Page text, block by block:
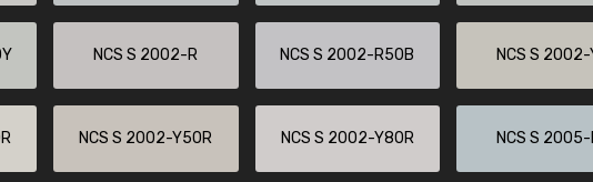
NCS S 2002-R NCS S 2002-R50B NCS S 2002-
NCS S 2002-Y50R NCS S 2002-Y80R NCS S 2005-